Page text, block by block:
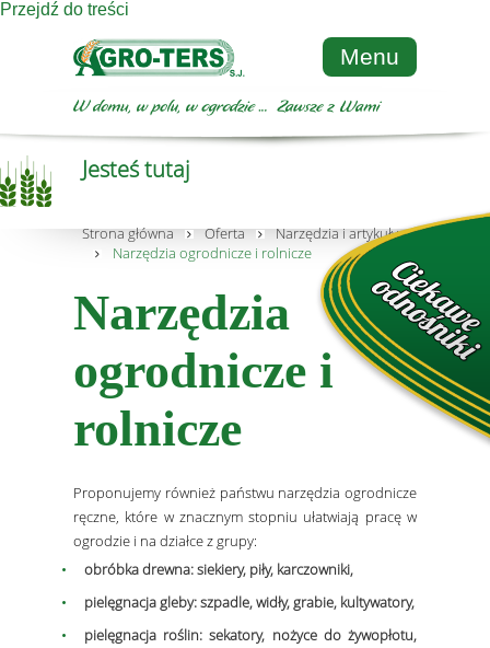
Przejdź do treści
Menu
Jesteś tutaj
Strona główna Oferta
Narzędzia i artykuły metalowe
Narzędzia ogrodnicze i rolnicze
Narzędzia
ogrodnicze i
rolnicze
Proponujemy również państwu narzędzia ogrodnicze
ręczne, które w znacznym stopniu ułatwiają pracę w
ogrodzie i na działce z grupy:
obróbka drewna: siekiery, piły, karczowniki,
pielęgnacja gleby: szpadle, widły, grabie, kultywatory,
pielęgnacja roślin: sekatory, nożyce do żywopłotu,